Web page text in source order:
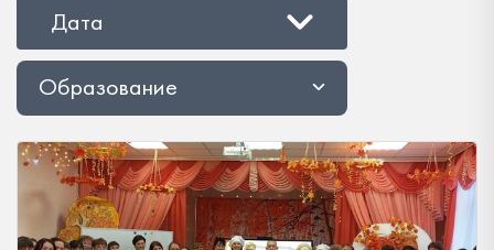
Дата
Образование